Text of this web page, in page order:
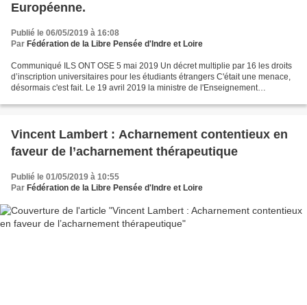
Européenne.
Publié le 06/05/2019 à 16:08
Par Fédération de la Libre Pensée d'Indre et Loire
Communiqué ILS ONT OSE 5 mai 2019 Un décret multiplie par 16 les droits
d’inscription universitaires pour les étudiants étrangers C'était une menace,
désormais c'est fait. Le 19 avril 2019 la ministre de l'Enseignement
Vincent Lambert : Acharnement contentieux en
faveur de l’acharnement thérapeutique
Publié le 01/05/2019 à 10:55
Par Fédération de la Libre Pensée d'Indre et Loire